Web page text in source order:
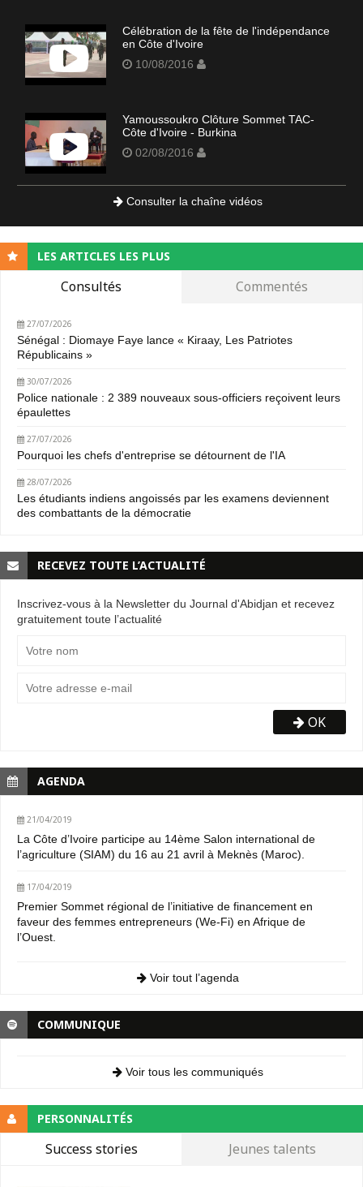
Célébration de la fête de l'indépendance
en Côte d'Ivoire
10/08/2016
Yamoussoukro Clôture Sommet TAC-
Côte d'Ivoire - Burkina
02/08/2016
Consulter la chaîne vidéos
LES ARTICLES LES PLUS
Consultés Commentés
27/07/2026
Sénégal : Diomaye Faye lance « Kiraay, Les Patriotes
Républicains »
30/07/2026
Police nationale : 2 389 nouveaux sous-officiers reçoivent leurs
épaulettes
27/07/2026
Pourquoi les chefs d'entreprise se détournent de l'IA
28/07/2026
Les étudiants indiens angoissés par les examens deviennent
des combattants de la démocratie
RECEVEZ TOUTE L’ACTUALITÉ
Inscrivez-vous à la Newsletter du Journal d'Abidjan et recevez
gratuitement toute l’actualité
OK
AGENDA
21/04/2019
La Côte d’Ivoire participe au 14ème Salon international de
l’agriculture (SIAM) du 16 au 21 avril à Meknès (Maroc).
17/04/2019
Premier Sommet régional de l’initiative de financement en
faveur des femmes entrepreneurs (We-Fi) en Afrique de
l’Ouest.
Voir tout l’agenda
COMMUNIQUE
Voir tous les communiqués
PERSONNALITÉS
Success stories Jeunes talents